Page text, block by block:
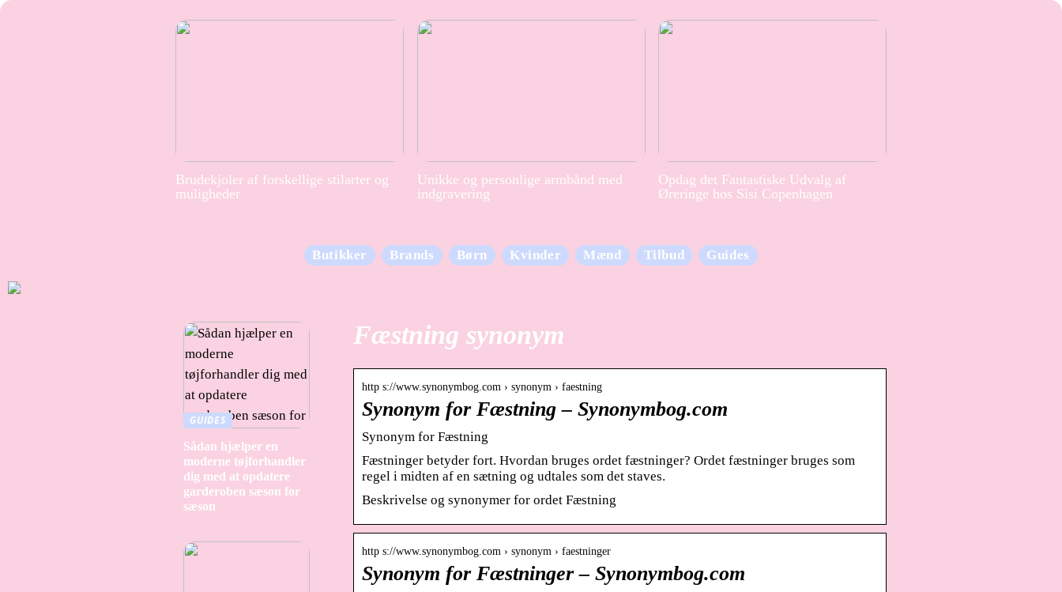
Brudekjoler af forskellige stilarter og
muligheder
Unikke og personlige armbånd med
indgravering
Opdag det Fantastiske Udvalg af
Øreringe hos Sisi Copenhagen
Butikker Brands Børn Kvinder Mænd Tilbud Guides
Fæstning synonym
http s://www.synonymbog.com › synonym › faestning
Synonym for Fæstning – Synonymbog.com
Synonym for Fæstning
Fæstninger betyder fort. Hvordan bruges ordet fæstninger? Ordet fæstninger bruges som
regel i midten af ​​en sætning og udtales som det staves.
Beskrivelse og synonymer for ordet Fæstning
http s://www.synonymbog.com › synonym › faestninger
Synonym for Fæstninger – Synonymbog.com
GUIDES
Sådan hjælper en
moderne tøjforhandler
dig med at opdatere
garderoben sæson for
sæson